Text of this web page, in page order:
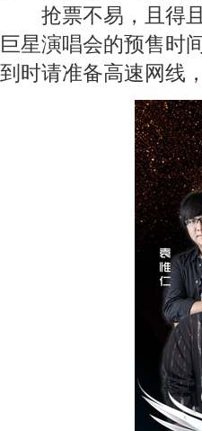
抢票不易，且得且
巨星演唱会的预售时
到时请准备高速网线